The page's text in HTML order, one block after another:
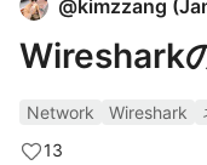
@kimzzang (
Wireshark
Network Wireshark
13